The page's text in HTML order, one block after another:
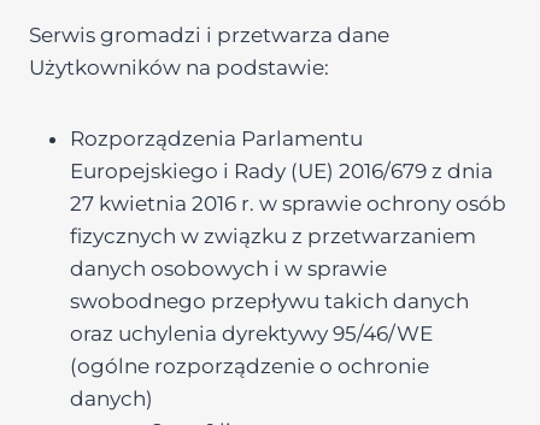
Serwis gromadzi i przetwarza dane
Użytkowników na podstawie:
Rozporządzenia Parlamentu
Europejskiego i Rady (UE) 2016/679 z dnia
27 kwietnia 2016 r. w sprawie ochrony osób
fizycznych w związku z przetwarzaniem
danych osobowych i w sprawie
swobodnego przepływu takich danych
oraz uchylenia dyrektywy 95/46/WE
(ogólne rozporządzenie o ochronie
danych)